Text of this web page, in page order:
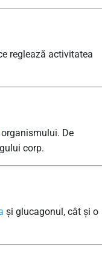
reglează activitatea
organismului. De
corp.
și glucagonul, cât și o